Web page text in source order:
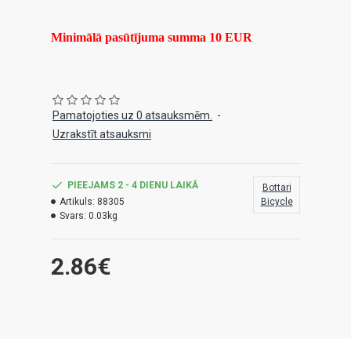
Minimālā pasūtījuma summa 10 EUR
Pamatojoties uz 0 atsauksmēm.
-
Uzrakstīt atsauksmi
2.86€
PIEEJAMS 2 - 4 DIENU LAIKĀ
Artikuls: 88305
Svars: 0.03kg
Bottari
Bicycle